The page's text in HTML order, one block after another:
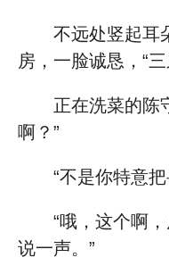
不远处竖起耳
房，一脸诚恳，“
正在洗菜的陈
啊？”
“不是你特意
“哦，这个啊
说一声。”